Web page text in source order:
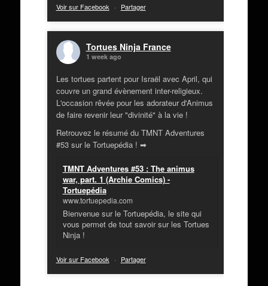
Voir sur Facebook · Partager
Tortues Ninja France
1 week ago
Les tortues partent pour Israël avec April, qui
couvre un grand évènement inter-religieux.
L'occasion rêvée pour les adorateur d'Animus
de faire revenir leur "divinité" à la vie !
Retrouvez le résumé du TMNT Adventures
#53 sur le Tortuepédia ! ➡
TMNT Adventures #53 : The animus
war, part. 1 (Archie Comics) -
Tortuepédia
www.tortuepedia.com
Bienvenue sur le Tortuepédia, le site qui
vous permet de tout savoir sur les Tortues
Ninja !
Voir sur Facebook · Partager